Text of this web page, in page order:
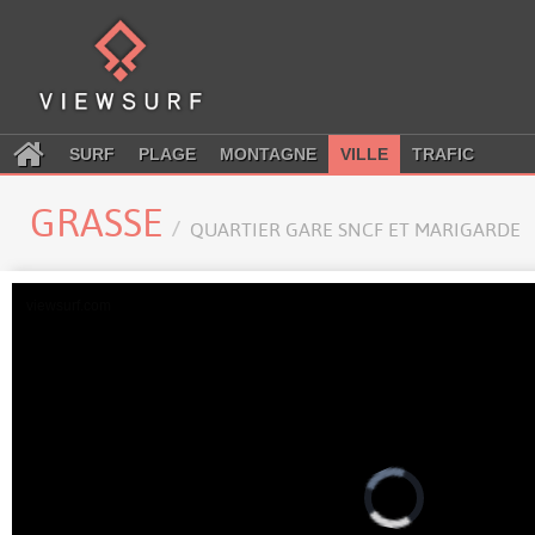
SURF PLAGE MONTAGNE VILLE TRAFIC
GRASSE QUARTIER GARE SNCF ET MARIGARDE